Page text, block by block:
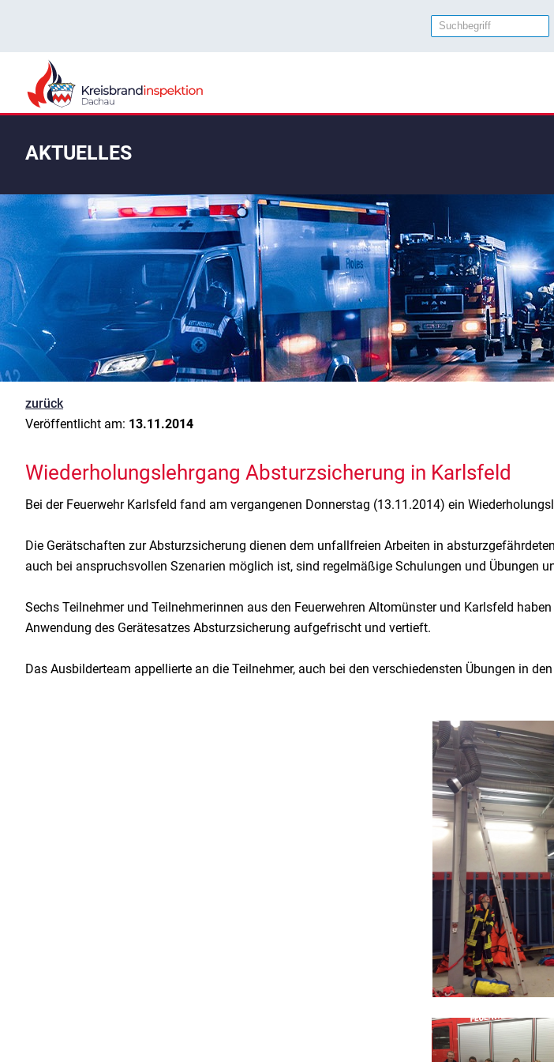
AKTUELLES
zurück
Veröffentlicht am: 13.11.2014
Wiederholungslehrgang Absturzsicherung in Karlsfeld
Bei der Feuerwehr Karlsfeld fand am vergangenen Donnerstag (13.11.2014) ein
Die Gerätschaften zur Absturzsicherung dienen dem unfallfreien Arbeiten in
auch bei anspruchsvollen Szenarien möglich ist, sind regelmäßige Schulungen und Übungen
Sechs Teilnehmer und Teilnehmerinnen aus den Feuerwehren Altomünster und Karlsfeld
Anwendung des Gerätesatzes Absturzsicherung aufgefrischt und vertieft.
Das Ausbilderteam appellierte an die Teilnehmer, auch bei den verschiedensten Übungen in